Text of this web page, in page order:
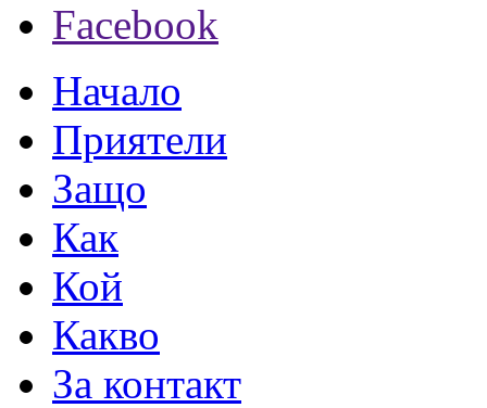
Facebook
Начало
Приятели
Защо
Как
Кой
Какво
За контакт